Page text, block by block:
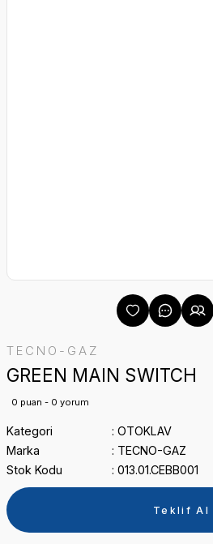
TECNO-GAZ
GREEN MAIN SWITCH
0 puan - 0 yorum
Kategori
OTOKLAV
Marka
TECNO-GAZ
Stok Kodu
013.01.CEBB001
Teklif Al